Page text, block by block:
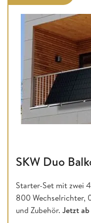
SKW Duo
Starter-Set mit zwei
800 Wechselrichter,
und Zubehör. Jetzt